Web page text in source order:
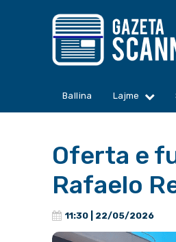
Ballina Lajme
Oferta e
Rafaelo
11:30 | 22/05/2026